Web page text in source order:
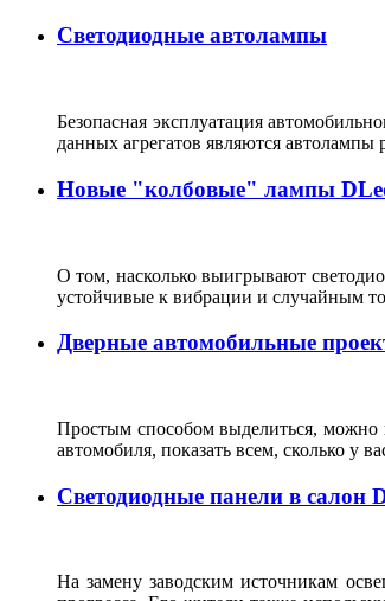
Светодиодные автолампы
Безопасная эксплуатация
данных агрегатов являются
Новые "колбовые" лампы DLed
О том, насколько выигрывают
устойчивые к вибрации и случайным
Дверные автомобильные
Простым способом выделиться, можно
автомобиля, показать всем, сколько у
Светодиодные панели в салон
На замену заводским источникам